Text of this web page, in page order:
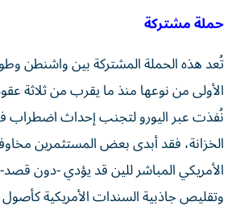
حملة مشتركة
تُعد هذه الحملة المشتركة بين واشنطن
الأولى من نوعها منذ ما يقرب من ثلاثة
نُفذت عبر اليورو لتجنب إحداث
الخزانة، فقد أبدى بعض المستثمرين
الأمريكي المباشر للين قد يؤدي -دون
وتقليص جاذبية السندات الأمريكية